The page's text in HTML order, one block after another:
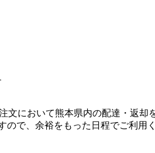
において熊本県内の配達・返却
で、余裕をもった日程でご利用く